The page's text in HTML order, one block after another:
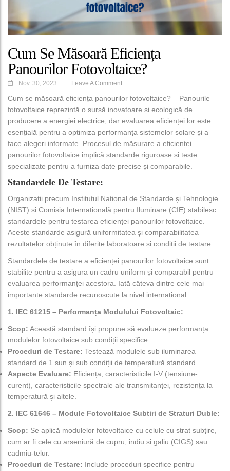
Cum Se Măsoară Eficiența
Panourilor Fotovoltaice?
Nov. 30, 2023 Leave A Comment
Cum se măsoară eficiența panourilor fotovoltaice? – Panourile
fotovoltaice reprezintă o sursă inovatoare și ecologică de
producere a energiei electrice, dar evaluarea eficienței lor este
esențială pentru a optimiza performanța sistemelor solare și a
face alegeri informate. Procesul de măsurare a eficienței
panourilor fotovoltaice implică standarde riguroase și teste
specializate pentru a furniza date precise și comparabile.
Standardele De Testare:
Organizații precum Institutul Național de Standarde și Tehnologie
(NIST) și Comisia Internațională pentru Iluminare (CIE) stabilesc
standardele pentru testarea eficienței panourilor fotovoltaice.
Aceste standarde asigură uniformitatea și comparabilitatea
rezultatelor obținute în diferite laboratoare și condiții de testare.
Standardele de testare a eficienței panourilor fotovoltaice sunt
stabilite pentru a asigura un cadru uniform și comparabil pentru
evaluarea performanței acestora. Iată câteva dintre cele mai
importante standarde recunoscute la nivel internațional:
1. IEC 61215 – Performanța Modulului Fotovoltaic:
Scop: Această standard își propune să evalueze performanța
modulelor fotovoltaice sub condiții specifice.
Proceduri de Testare: Testează modulele sub iluminarea
standard de 1 sun și sub condiții de temperatură standard.
Aspecte Evaluare: Eficiența, caracteristicile I-V (tensiune-
curent), caracteristicile spectrale ale transmitanței, rezistența la
temperatură și altele.
2. IEC 61646 – Module Fotovoltaice Subtiri de Straturi Duble:
Scop: Se aplică modulelor fotovoltaice cu celule cu strat subțire,
cum ar fi cele cu arseniură de cupru, indiu și galiu (CIGS) sau
cadmiu-telur.
Proceduri de Testare: Include proceduri specifice pentru